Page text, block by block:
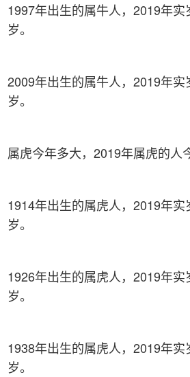
1997年出生的属牛人，2019年
岁。
2009年出生的属牛人，2019年实
岁。
属虎今年多大，2019年属虎的人
1914年出生的属虎人，2019年
岁。
1926年出生的属虎人，2019年
岁。
1938年出生的属虎人，2019年
岁。